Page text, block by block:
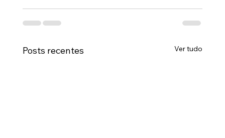
Posts recentes Ver tudo